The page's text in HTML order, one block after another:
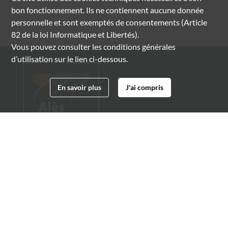
bon fonctionnement. Ils ne contiennent aucune donnée
personnelle et sont exemptés de consentements (Article
82 de la loi Informatique et Libertés).
Vous pouvez consulter les conditions générales
d’utilisation sur le lien ci-dessous.
En savoir plus J'ai compris